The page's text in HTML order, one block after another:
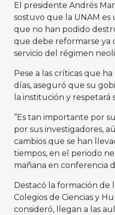
El presidente Andrés
sostuvo que la UNAM es
que no han podido
que debe reformarse ya
servicio del régimen
Pese a las críticas que
días, aseguró que su
la institución y respetará
“Es tan importante por
por sus investigadores,
cambios que se han
tiempos, en el periodo
mañana en conferencia
Destacó la formación de
Colegios de Ciencias y
consideró, llegan a las